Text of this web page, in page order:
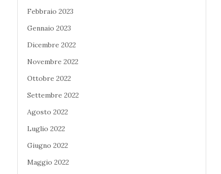
Febbraio 2023
Gennaio 2023
Dicembre 2022
Novembre 2022
Ottobre 2022
Settembre 2022
Agosto 2022
Luglio 2022
Giugno 2022
Maggio 2022